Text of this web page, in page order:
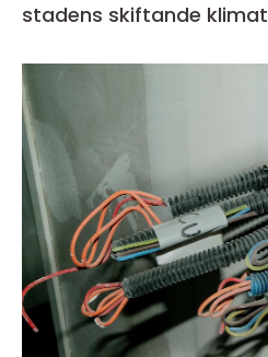
stadens skiftande klimat